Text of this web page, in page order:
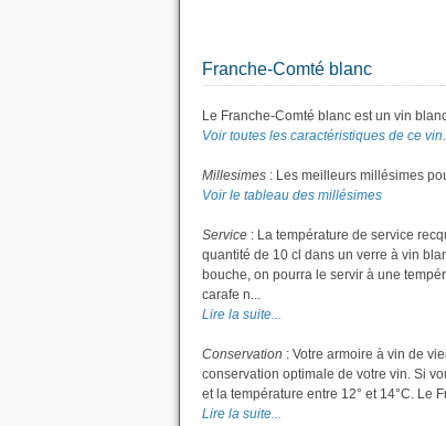
Franche-Comté blanc
Le Franche-Comté blanc est un vin
Voir toutes les caractéristiques de ce
Millesimes : Les meilleurs millésimes
Voir le tableau des millésimes
Service : La température de service
quantité de 10 cl dans un verre à vin
bouche, on pourra le servir à une
carafe n...
Lire la suite...
Conservation : Votre armoire à vin de
conservation optimale de votre vin. Si
et la température entre 12° et 14°C. Le
Lire la suite...